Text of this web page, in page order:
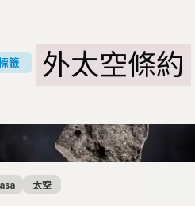
籤 外太空條約
太空